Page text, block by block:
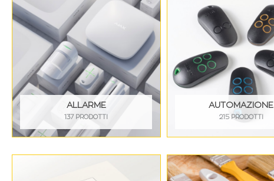
ALLARME
137 PRODOTTI
AUTOMAZIONE
215 PRODOTTI